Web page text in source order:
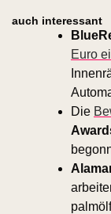
auch interessant
Euro
Die